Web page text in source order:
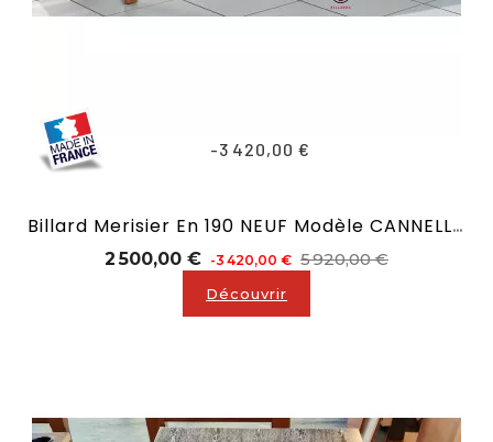
-3 420,00 €
Billard Merisier En 190 NEUF Modèle CANNELLE Gamme Prestige
2 500,00 € Prix
de
base
-3 420,00 € 5 920,00 €Prix
Découvrir